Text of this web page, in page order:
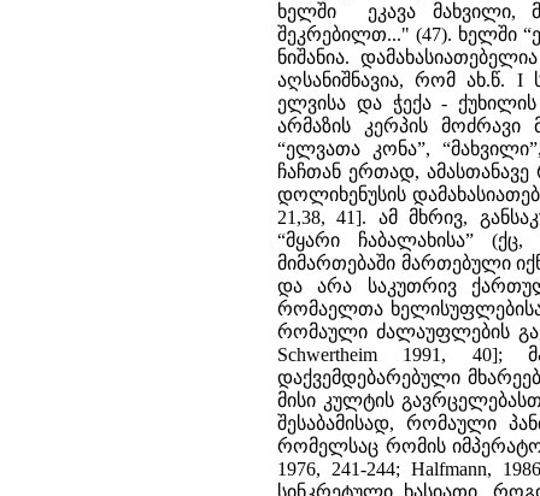
ხელში ეკავა მახვილი,
შეკრებილთ..." (47). ხელში
ნიშანია.
აღსანიშნავია, რომ ახ.წ. I
ელვისა და ჭექა - ქუხილის
არმაზის კერპის
“ელვათა კონა”,
ჩაჩთან ერთად,
დოლიხენუსის
21,38, 41]. ამ მხრივ,
“მყარი ჩაბალახისა” (ქც,
მიმართებაში მართებული
და არა საკუთრივ
რომაელთა
რომაული ძალაუფლების
Schwertheim 1991,
დაქვემდებარებული
მისი კულტის
შესაბამისად, რომაული
რომელსაც რომის
1976, 241-244; Halfmann,
სინკრეტული ხასიათი,